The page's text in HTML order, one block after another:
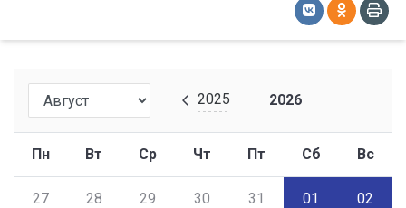
2025 2026
Пн Вт Ср Чт Пт Сб Вс
27 28 29 30 31 01 02